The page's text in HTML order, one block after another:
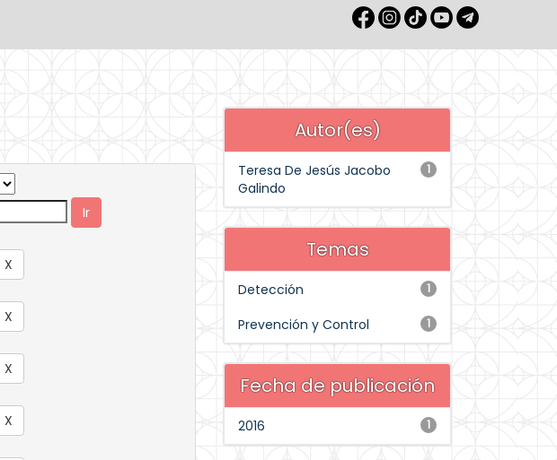
Autor(es)
1
Teresa De Jesús Jacobo
Galindo
Temas
1
Detección
1
Prevención y Control
Fecha de publicación
1
2016